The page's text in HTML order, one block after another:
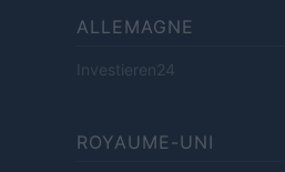
ALLEMAGNE
Investieren24
ROYAUME-UNI